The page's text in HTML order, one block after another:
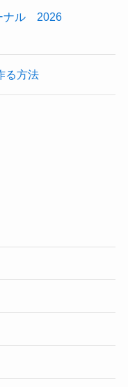
ナル 2026
る方法